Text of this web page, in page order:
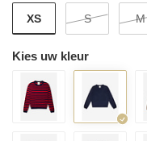
XS S M
Kies uw kleur